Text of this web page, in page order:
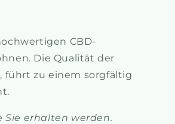
CBD-
Die Qualität der
führt zu einem sorgfältig
Sie erhalten werden.